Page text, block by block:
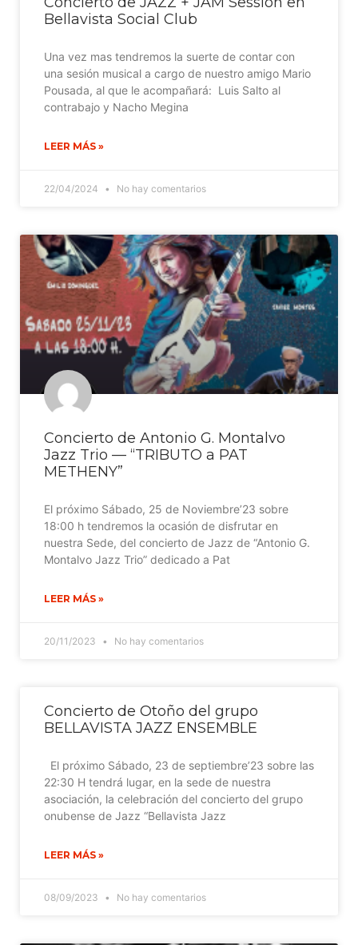
Bellavista Social Club
Una vez mas tendremos la suerte de contar con
una sesión musical a cargo de nuestro amigo Mario
Pousada, al que le acompañará: Luis Salto al
contrabajo y Nacho Megina
LEER MÁS »
22/04/2024 No hay comentarios
Concierto de Antonio G. Montalvo
Jazz Trio — “TRIBUTO a PAT
METHENY”
El próximo Sábado, 25 de Noviembre’23 sobre
18:00 h tendremos la ocasión de disfrutar en
nuestra Sede, del concierto de Jazz de “Antonio G.
Montalvo Jazz Trio” dedicado a Pat
LEER MÁS »
20/11/2023 No hay comentarios
Concierto de Otoño del grupo
BELLAVISTA JAZZ ENSEMBLE
El próximo Sábado, 23 de septiembre’23 sobre las
22:30 H tendrá lugar, en la sede de nuestra
asociación, la celebración del concierto del grupo
onubense de Jazz “Bellavista Jazz
LEER MÁS »
08/09/2023 No hay comentarios